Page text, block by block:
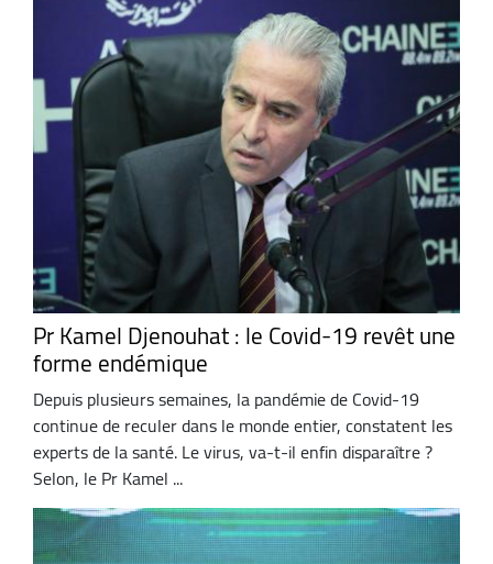
Pr Kamel Djenouhat : le Covid-19 revêt une
forme endémique
Depuis plusieurs semaines, la pandémie de Covid-19
continue de reculer dans le monde entier, constatent les
experts de la santé. Le virus, va-t-il enfin disparaître ?
Selon, le Pr Kamel ...